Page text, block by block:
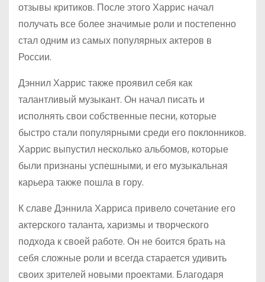
отзывы критиков. После этого Харрис начал
получать все более значимые роли и постепенно
стал одним из самых популярных актеров в
России.
Дэннил Харрис также проявил себя как
талантливый музыкант. Он начал писать и
исполнять свои собственные песни, которые
быстро стали популярными среди его поклонников.
Харрис выпустил несколько альбомов, которые
были признаны успешными, и его музыкальная
карьера также пошла в гору.
К славе Дэннила Харриса привело сочетание его
актерского таланта, харизмы и творческого
подхода к своей работе. Он не боится брать на
себя сложные роли и всегда старается удивить
своих зрителей новыми проектами. Благодаря